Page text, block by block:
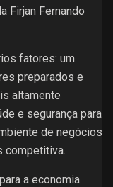
Firjan Fernando
fatores: um
preparados e
altamente
e segurança para
de negócios
competitiva.
a economia.